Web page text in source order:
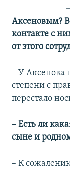
Аксеновым?
контакте с
от этого
– У Аксенова
степени с
перестало
– Есть ли
сыне и
– К